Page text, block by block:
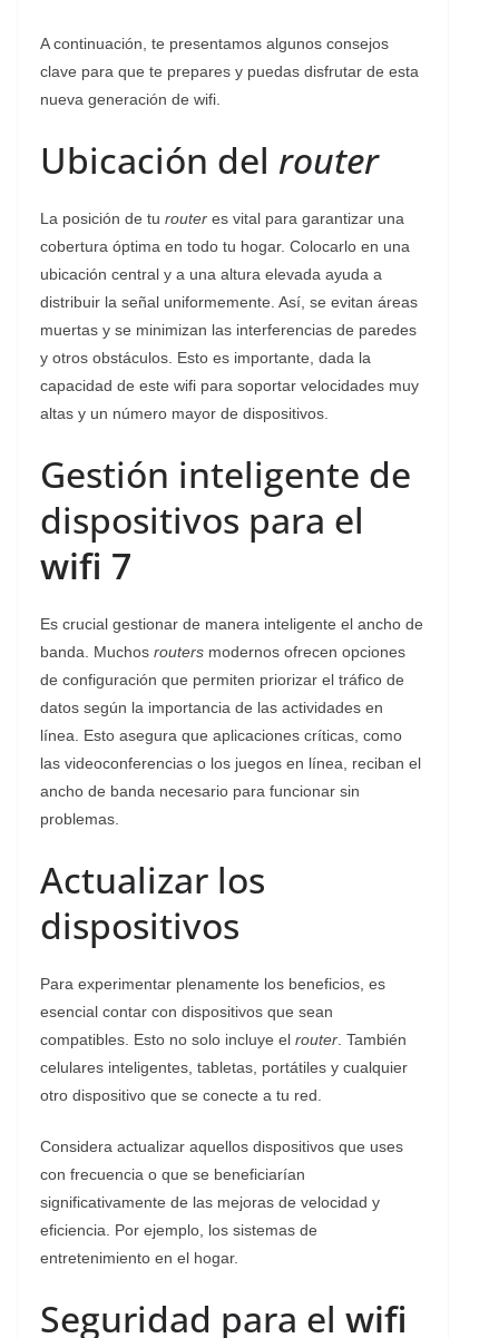
A continuación, te presentamos algunos consejos
clave para que te prepares y puedas disfrutar de esta
nueva generación de wifi.
Ubicación del router
La posición de tu router es vital para garantizar una
cobertura óptima en todo tu hogar. Colocarlo en una
ubicación central y a una altura elevada ayuda a
distribuir la señal uniformemente. Así, se evitan áreas
muertas y se minimizan las interferencias de paredes
y otros obstáculos. Esto es importante, dada la
capacidad de este wifi para soportar velocidades muy
altas y un número mayor de dispositivos.
Gestión inteligente de
dispositivos para el
wifi 7
Es crucial gestionar de manera inteligente el ancho de
banda. Muchos routers modernos ofrecen opciones
de configuración que permiten priorizar el tráfico de
datos según la importancia de las actividades en
línea. Esto asegura que aplicaciones críticas, como
las videoconferencias o los juegos en línea, reciban el
ancho de banda necesario para funcionar sin
problemas.
Actualizar los
dispositivos
Para experimentar plenamente los beneficios, es
esencial contar con dispositivos que sean
compatibles. Esto no solo incluye el router . También
celulares inteligentes, tabletas, portátiles y cualquier
otro dispositivo que se conecte a tu red.
Considera actualizar aquellos dispositivos que uses
con frecuencia o que se beneficiarían
significativamente de las mejoras de velocidad y
eficiencia. Por ejemplo, los sistemas de
entretenimiento en el hogar.
Seguridad para el wifi